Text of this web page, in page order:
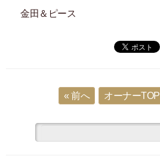
金田＆ピース
« 前へ オーナーTOP